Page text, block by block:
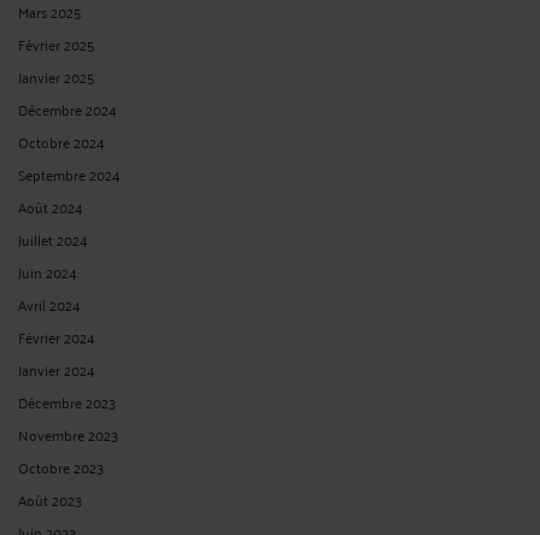
Mars 2025
Février 2025
Janvier 2025
Décembre 2024
Octobre 2024
Septembre 2024
Août 2024
Juillet 2024
Juin 2024
Avril 2024
Février 2024
Janvier 2024
Décembre 2023
Novembre 2023
Octobre 2023
Août 2023